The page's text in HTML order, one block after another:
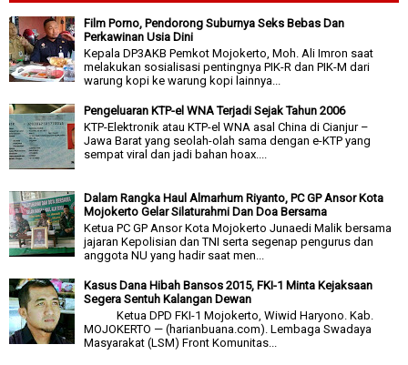
Film Porno, Pendorong Suburnya Seks Bebas Dan
Perkawinan Usia Dini
Kepala DP3AKB Pemkot Mojokerto, Moh. Ali Imron saat
melakukan sosialisasi pentingnya PIK-R dan PIK-M dari
warung kopi ke warung kopi lainnya...
Pengeluaran KTP-el WNA Terjadi Sejak Tahun 2006
KTP-Elektronik atau KTP-el WNA asal China di Cianjur –
Jawa Barat yang seolah-olah sama dengan e-KTP yang
sempat viral dan jadi bahan hoax....
Dalam Rangka Haul Almarhum Riyanto, PC GP Ansor Kota
Mojokerto Gelar Silaturahmi Dan Doa Bersama
Ketua PC GP Ansor Kota Mojokerto Junaedi Malik bersama
jajaran Kepolisian dan TNI serta segenap pengurus dan
anggota NU yang hadir saat men...
Kasus Dana Hibah Bansos 2015, FKI-1 Minta Kejaksaan
Segera Sentuh Kalangan Dewan
Ketua DPD FKI-1 Mojokerto, Wiwid Haryono. Kab.
MOJOKERTO — (harianbuana.com). Lembaga Swadaya
Masyarakat (LSM) Front Komunitas...